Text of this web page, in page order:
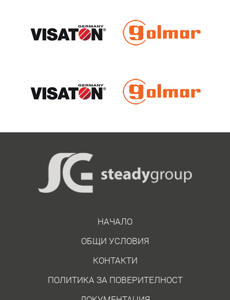
НАЧАЛО
ОБЩИ УСЛОВИЯ
КОНТАКТИ
ПОЛИТИКА ЗА ПОВЕРИТЕЛНОСТ